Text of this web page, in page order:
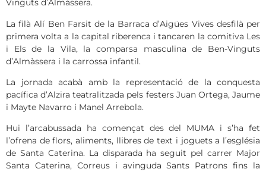
Vinguts d’Almàssera.
La filà Alí Ben Farsit de la Barraca d’Aigües Vives desfilà per
primera volta a la capital riberenca i tancaren la comitiva Les
i Els de la Vila, la comparsa masculina de Ben-Vinguts
d’Almàssera i la carrossa infantil.
La jornada acabà amb la representació de la conquesta
pacífica d’Alzira teatralitzada pels festers Juan Ortega, Jaume
i Mayte Navarro i Manel Arrebola.
Hui l’arcabussada ha començat des del MUMA i s’ha fet
l’ofrena de flors, aliments, llibres de text i joguets a l’església
de Santa Caterina. La disparada ha seguit pel carrer Major
Santa Caterina, Correus i avinguda Sants Patrons fins la